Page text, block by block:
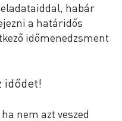
habár
a határidős
időmenedzsment
idődet!
nem azt veszed